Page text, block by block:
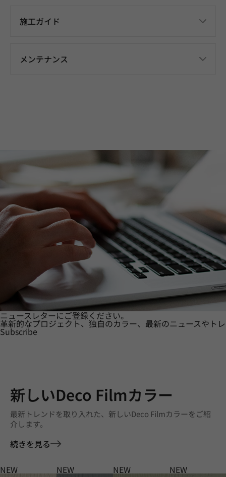
施工ガイド
メンテナンス
ニュースレターにご登録ください。
革新的なプロジェクト、独自のカラー、最新のニュースやト
Subscribe
新しいDeco Filmカラー
最新トレンドを取り入れた、新しいDeco Filmカラーをご紹
介します。
続きを見る
NEW NEW NEW NEW